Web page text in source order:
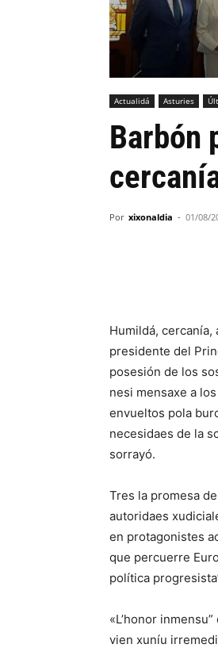
Actualidá Asturies
Barbón
Por xixonaldia - 01/08/
Humildá,
presidente del
posesión de los
nesi mensaxe a
envueltos pola
necesidaes de la
sorrayó.
Tres la promesa
autoridaes
en protagonistes
que percuerre
política
«L’honor
vien xuníu